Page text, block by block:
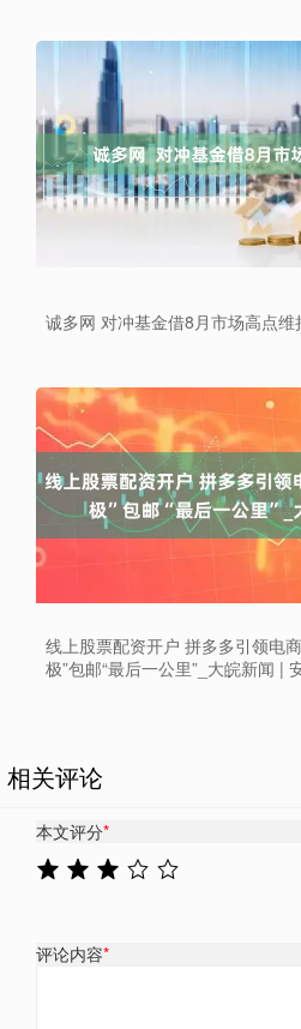
诚多网 对冲基金借8月市场高点维
线上股票配资开户 拼多多引领电
极”包邮“最后一公里”_大皖新闻 |
相关评论
本文评分*
评论内容*